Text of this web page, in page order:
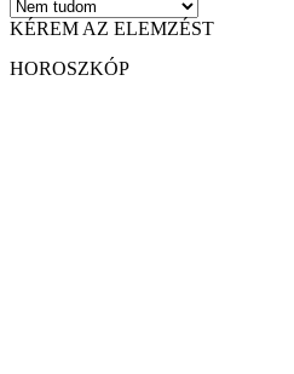
KÉREM AZ ELEMZÉST
HOROSZKÓP